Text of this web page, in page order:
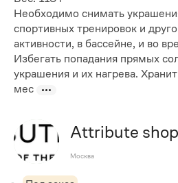
Необходимо снимать
спортивных тренировок и
активности, в бассейне, и во
Избегать попадания прямых
украшения и их нагрева.
мес
Attribute shop
Москва